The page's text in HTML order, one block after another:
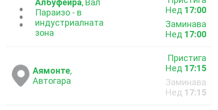
...
Албуфейра, Вал
Параизо - в
индустриалната
зона
Нед 17:00
Заминава
Нед 17:00
Аямонте,
Автогара
Пристига
Нед 17:15
Заминава
Нед 17:15